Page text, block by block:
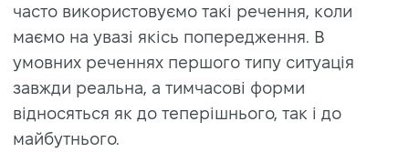
часто використовуємо такі речення, коли
маємо на увазі якісь попередження. В
умовних реченнях першого типу ситуація
завжди реальна, а тимчасові форми
відносяться як до теперішнього, так і до
майбутнього.